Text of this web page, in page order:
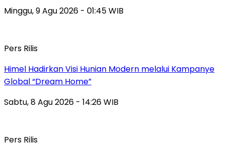
Minggu, 9 Agu 2026 - 01:45 WIB
Pers Rilis
Himel Hadirkan Visi Hunian Modern melalui Kampanye
Global “Dream Home”
Sabtu, 8 Agu 2026 - 14:26 WIB
Pers Rilis